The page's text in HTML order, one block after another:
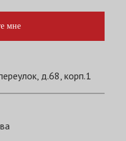
мне
д.68, корп.1